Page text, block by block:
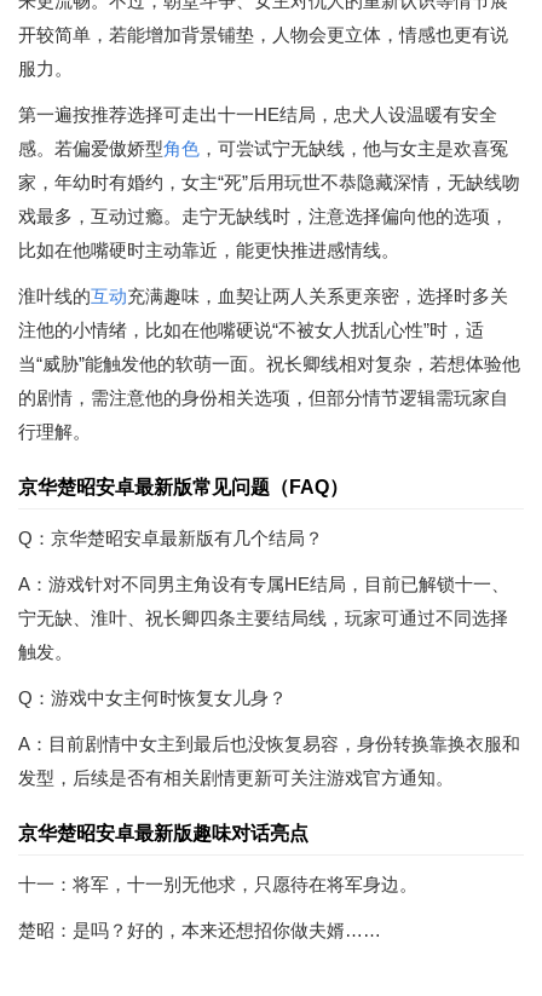
开较简单，若能增加背景铺垫，人物会更立体，情感也更有说
服力。
第一遍按推荐选择可走出十一HE结局，忠犬人设温暖有安全
感。若偏爱傲娇型角色 ，可尝试宁无缺线，他与女主是欢喜冤
家，年幼时有婚约，女主“死”后用玩世不恭隐藏深情，无缺线吻
戏最多，互动过瘾。走宁无缺线时，注意选择偏向他的选项，
比如在他嘴硬时主动靠近，能更快推进感情线。
淮叶线的互动充满趣味，血契让两人关系更亲密，选择时多关
注他的小情绪，比如在他嘴硬说“不被女人扰乱心性”时，适
当“威胁”能触发他的软萌一面。祝长卿线相对复杂，若想体验他
的剧情，需注意他的身份相关选项，但部分情节逻辑需玩家自
行理解。
京华楚昭安卓最新版常见问题（FAQ）
Q：京华楚昭安卓最新版有几个结局？
A：游戏针对不同男主角设有专属HE结局，目前已解锁十一、
宁无缺、淮叶、祝长卿四条主要结局线，玩家可通过不同选择
触发。
Q：游戏中女主何时恢复女儿身？
A：目前剧情中女主到最后也没恢复易容，身份转换靠换衣服和
发型，后续是否有相关剧情更新可关注游戏官方通知。
京华楚昭安卓最新版趣味对话亮点
十一：将军，十一别无他求，只愿待在将军身边。
楚昭：是吗？好的，本来还想招你做夫婿……